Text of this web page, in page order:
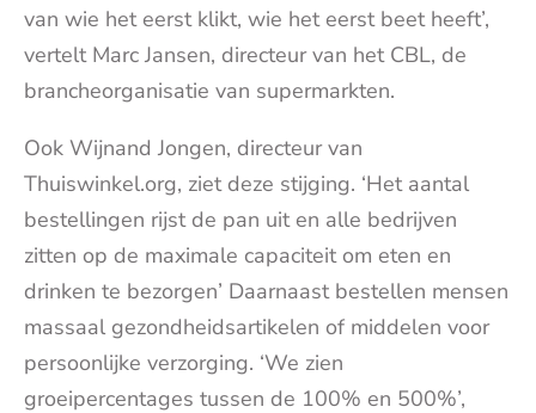
van wie het eerst klikt, wie het eerst beet heeft’,
vertelt Marc Jansen, directeur van het CBL, de
brancheorganisatie van supermarkten.
Ook Wijnand Jongen, directeur van
Thuiswinkel.org, ziet deze stijging. ‘Het aantal
bestellingen rijst de pan uit en alle bedrijven
zitten op de maximale capaciteit om eten en
drinken te bezorgen’ Daarnaast bestellen mensen
massaal gezondheidsartikelen of middelen voor
persoonlijke verzorging. ‘We zien
groeipercentages tussen de 100% en 500%’,